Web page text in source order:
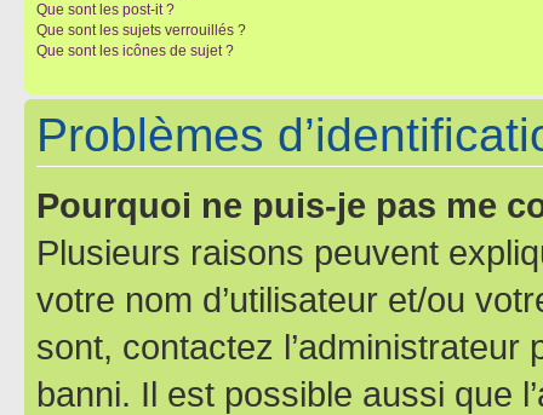
Que sont les post-it ?
Que sont les sujets verrouillés ?
Que sont les icônes de sujet ?
Problèmes
Pourquoi ne puis-je pas me
Plusieurs raisons peuvent
votre nom d’utilisateur et/ou
sont, contactez l’administrateur
banni. Il est possible aussi que